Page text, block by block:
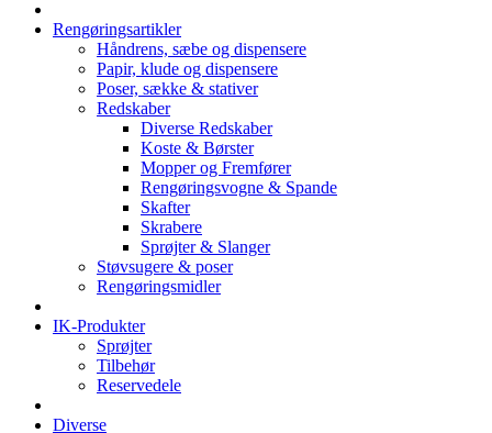
Rengøringsartikler
Håndrens, sæbe og dispensere
Papir, klude og dispensere
Poser, sække & stativer
Redskaber
Diverse Redskaber
Koste & Børster
Mopper og Fremfører
Rengøringsvogne & Spande
Skafter
Skrabere
Sprøjter & Slanger
Støvsugere & poser
Rengøringsmidler
IK-Produkter
Sprøjter
Tilbehør
Reservedele
Diverse